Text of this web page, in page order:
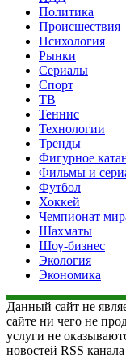
Политика
Происшествия
Психология
Рынки
Сериалы
Спорт
ТВ
Теннис
Технологии
Тренды
Фигурное
Фильмы и
Футбол
Хоккей
Чемпионат
Шахматы
Шоу-бизнес
Экология
Экономика
Данный сайт не
сайте ни чего не
услуги не
новостей RSS